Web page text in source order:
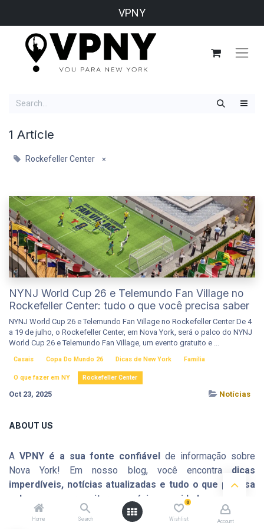
Home Search
0
Wishlist Account
VPNY
1 Article
Rockefeller Center ×
NYNJ World Cup 26 e Telemundo Fan Village no
Rockefeller Center: tudo o que você precisa saber
NYNJ World Cup 26 e Telemundo Fan Village no Rockefeller Center De 4
a 19 de julho, o Rockefeller Center, em Nova York, será o palco do NYNJ
World Cup 26 e Telemundo Fan Village, um evento gratuito e ...
Casais Copa Do Mundo 26 Dicas de New York Família
O que fazer em NY Rockefeller Center
Oct 23, 2025 Notícias
ABOUT US
A VPNY é a sua fonte confiável de informação sobre
Nova York! Em nosso blog, você encontra dicas
imperdíveis, notícias atualizadas e tudo o que precisa
saber para aproveitar ao máximo a cidade que nunca
dorme. Seja para descobrir os melhores passeios,